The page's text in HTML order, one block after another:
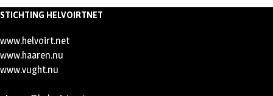
STICHTING HELVOIRTNET
www.helvoirt.net
www.haaren.nu
www.vught.nu